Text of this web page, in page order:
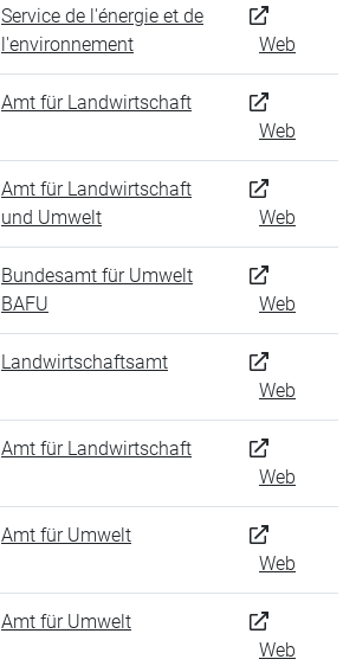
Service de l'énergie et de
l'environnement
Web
Amt für Landwirtschaft
Web
Amt für Landwirtschaft
und Umwelt
Web
Bundesamt für Umwelt
BAFU
Web
Landwirtschaftsamt
Web
Amt für Landwirtschaft
Web
Amt für Umwelt
Web
Amt für Umwelt
Web